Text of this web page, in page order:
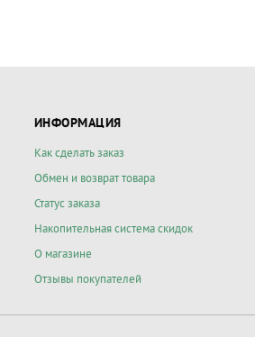
ИНФОРМАЦИЯ
Как сделать заказ
Обмен и возврат товара
Статус заказа
Накопительная система скидок
О магазине
Отзывы покупателей